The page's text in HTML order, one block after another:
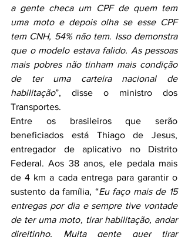
a gente checa um CPF de quem tem
uma moto e depois olha se esse CPF
tem CNH, 54% não tem. Isso demonstra
que o modelo estava falido. As pessoas
mais pobres não tinham mais condição
de ter uma carteira nacional de
habilitação”, disse o ministro dos
Transportes.
Entre os brasileiros que serão
beneficiados está Thiago de Jesus,
entregador de aplicativo no Distrito
Federal. Aos 38 anos, ele pedala mais
de 4 km a cada entrega para garantir o
sustento da família, “Eu faço mais de 15
entregas por dia e sempre tive vontade
de ter uma moto, tirar habilitação, andar
direitinho. Muita gente quer tirar